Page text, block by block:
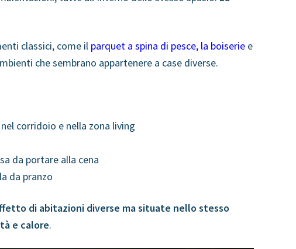
classici, come il parquet a spina di pesce, la boiserie e
che sembrano appartenere a case diverse.
corridoio e nella zona living
da portare alla cena
da pranzo
di abitazioni diverse ma situate nello stesso
e calore.